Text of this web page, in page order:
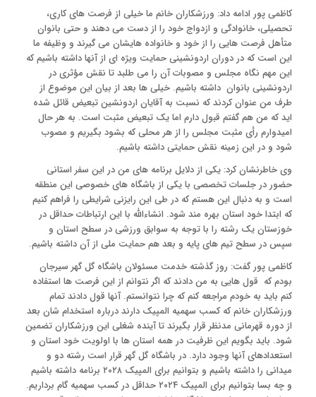
کاظمی پور ادامه داد: ورزشکاران خانم ما خیلی از فرصت های کاری،
تحصیلی، خانوادگی و ازدواج خود را از دست می دهند و حتی بانوان
متأهل فرصت هایی را از خود و خانواده هایشان می گیرند و وظیفه ما
این است که در دوران اردونشینی حمایت ویژه ای از آنها داشته باشیم که
این مهم نگاه مجلس و مصوبات آن را می طلبد تا نقش مؤثری در
اردونشینی بانوان داشته باشیم. خیلی ها بعد از بیان این موضوع از
طرف من عنوان کردند که نسبت به آقایان اردونشین تبعیض قائل شده
اید که من هم گفتم قبول دارم اما یک تبعیض مثبت است. به هر حال
امیدوارم رأی مثبت مجلس را از هر محلی که بشود بگیریم و مصوب
شود و در این زمینه نقش حمایتی داشته باشیم.
وی خاطرنشان کرد: یکی از دلایل برنامه های من در این سفر استانی
حضور در جلسات تخصصی با یکی از باشگاه های خصوصی این منطقه
است و به دنبال این هستم که در طی این رایزنی شرایطی را فراهم کنیم
که ابتدا خود استان بهره مند شود. انشاءالله با این ارتباطات حداقل در
خوزستان یک رشته را با توجه به سوابق ورزشی در سطح استان و
سپس در سطح تیم های پایه و بعد هم حمایت ملی از آن داشته باشیم.
کاظمی پور گفت: روز گذشته خدمت مسئولان باشگاه گل گهر سیرجان
بودم که قول هایی به من دادند که اگر نتوانم از این فرصت ها استفاده
کنم باید به خودم مراجعه کنم که چرا نتوانستم. آنها قول دادند تمام
ورزشکاران خانم که کسب سهمیه المپیک دارند درباره استخدام شان بعد
از دوره قهرمانی مدنظر قرار بگیرند تا آینده شغلی این ورزشکاران تضمین
شود. باید بگویم این ظرفیت در همه استان ها با اولویت خود استان و
استعدادهای آنها وجود دارد. در باشگاه گل گهر قرار است رشته دو و
میدانی را داشته باشیم و بتوانیم برای المپیک ۲۰۲۸ برنامه داشته باشیم
و چه بسا بتوانیم برای المپیک ۲۰۲۴ حداقل در کسب سهمیه گام برداریم.